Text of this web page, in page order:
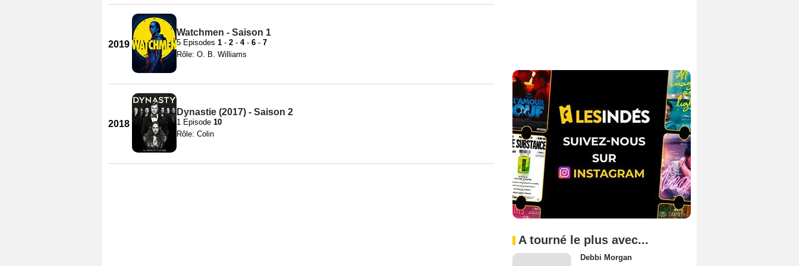
2019
Watchmen - Saison 1
5 Episodes 1 - 2 - 4- 6 - 7
Rôle: O. B. Williams
2018
Dynastie (2017) - Saison 2
1 Episode 10
Rôle: Colin
A tourné le plus avec...
Debbi Morgan